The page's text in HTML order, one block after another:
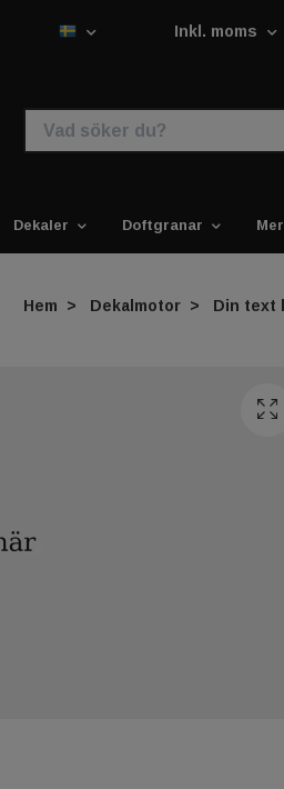
Inkl. moms
Dekaler Doftgranar
Hem Dekalmotor Din text